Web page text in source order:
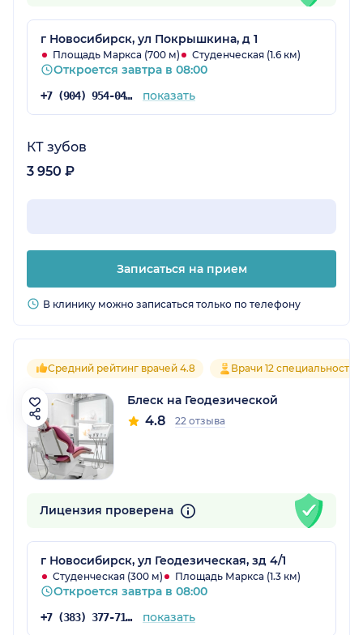
г Новосибирск, ул Покрышкина, д 1
Площадь Маркса (700 м) Студенческая (1.6 км)
Откроется завтра в 08:00
+7 (904) 954-04-93 показать
КТ зубов
3 950 ₽
Записаться на прием
В клинику можно записаться только по телефону
Средний рейтинг врачей 4.8 Врачи 12 специальностей
Блеск на Геодезической
4.8 22 отзыва
Лицензия проверена
г Новосибирск, ул Геодезическая, зд 4/1
Студенческая (300 м) Площадь Маркса (1.3 км)
Откроется завтра в 08:00
+7 (383) 377-71-29 показать